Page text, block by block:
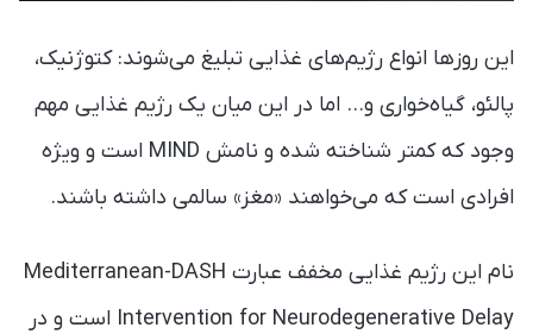
این روزها انواع رژیم‌های غذایی تبلیغ می‌شوند: کتوژنیک،
پالئو، گیاه‌خواری و… اما در این میان یک رژیم غذایی مهم
وجود که کمتر شناخته شده و نامش MIND است و ویژه
افرادی است که می‌خواهند «مغز» سالمی داشته باشند.
نام این رژیم غذایی مخفف عبارت Mediterranean-DASH
Intervention for Neurodegenerative Delay است و در